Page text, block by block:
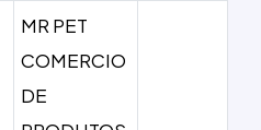
MR PET
COMERCIO
DE